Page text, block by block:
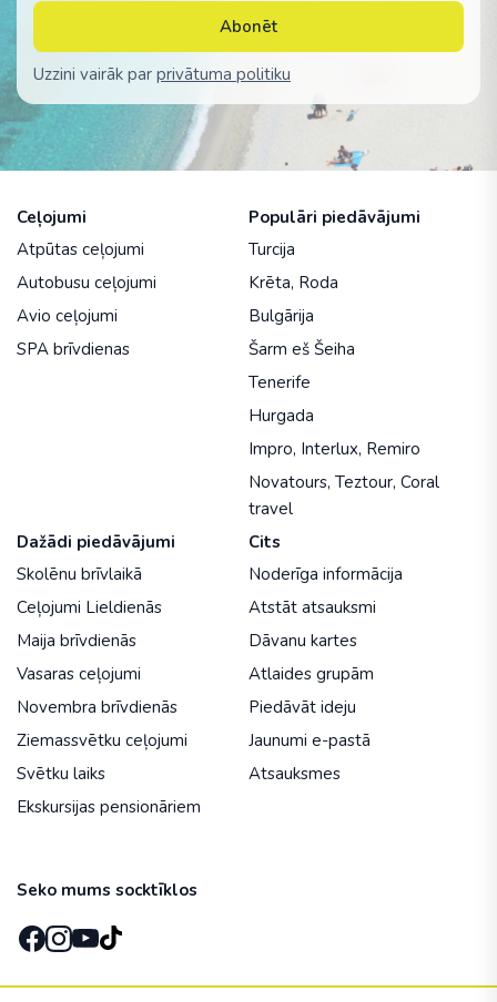
Abonēt
Uzzini vairāk par privātuma politiku
Ceļojumi
Atpūtas ceļojumi
Autobusu ceļojumi
Avio ceļojumi
SPA brīvdienas
Populāri piedāvājumi
Turcija
Krēta, Roda
Bulgārija
Šarm eš Šeiha
Tenerife
Hurgada
Impro, Interlux, Remiro
Novatours, Teztour, Coral
travel
Dažādi piedāvājumi
Skolēnu brīvlaikā
Ceļojumi Lieldienās
Maija brīvdienās
Vasaras ceļojumi
Novembra brīvdienās
Ziemassvētku ceļojumi
Svētku laiks
Ekskursijas pensionāriem
Cits
Noderīga informācija
Atstāt atsauksmi
Dāvanu kartes
Atlaides grupām
Piedāvāt ideju
Jaunumi e-pastā
Atsauksmes
Seko mums socktīklos